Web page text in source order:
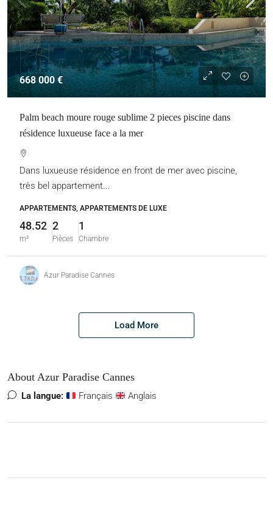
668 000 €
Palm beach moure rouge sublime 2 pieces piscine dans
résidence luxueuse face a la mer
Dans luxueuse résidence en front de mer avec piscine,
très bel appartement...
APPARTEMENTS, APPARTEMENTS DE LUXE
48.52
m²
2
Pièces
1
Chambre
Azur Paradise Cannes
Load More
About Azur Paradise Cannes
La langue: Français Anglais